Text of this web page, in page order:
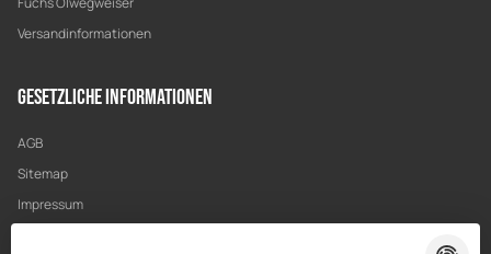
Versandinformationen
Gesetzliche Informationen
AGB
Sitemap
Impressum